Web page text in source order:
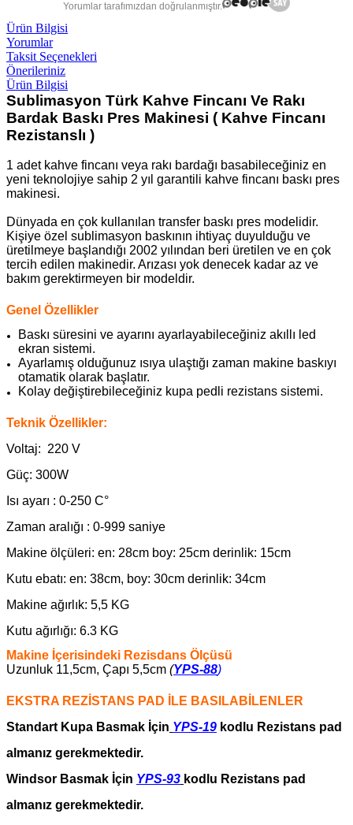
Yorumlar tarafımızdan doğrulanmıştır.
Ürün Bilgisi
Yorumlar
Taksit Seçenekleri
Önerileriniz
Ürün Bilgisi
Sublimasyon Türk Kahve Fincanı Ve Rakı
Bardak Baskı Pres Makinesi ( Kahve Fincanı
Rezistanslı )
1 adet kahve fincanı veya rakı bardağı basabileceğiniz en
yeni teknolojiye sahip 2 yıl garantili kahve fincanı baskı pres
makinesi.
Dünyada en çok kullanılan transfer baskı pres modelidir.
Kişiye özel sublimasyon baskının ihtiyaç duyulduğu ve
üretilmeye başlandığı 2002 yılından beri üretilen ve en çok
tercih edilen makinedir. Arızası yok denecek kadar az ve
bakım gerektirmeyen bir modeldir.
Genel Özellikler
Baskı süresini ve ayarını ayarlayabileceğiniz akıllı led
ekran sistemi.
Ayarlamış olduğunuz ısıya ulaştığı zaman makine baskıyı
otamatik olarak başlatır.
Kolay değiştirebileceğiniz kupa pedli rezistans sistemi.
Teknik Özellikler:
Voltaj: 220 V
Güç: 300W
Isı ayarı : 0-250 C°
Zaman aralığı : 0-999 saniye
Makine ölçüleri: en: 28cm boy: 25cm derinlik: 15cm
Kutu ebatı: en: 38cm, boy: 30cm derinlik: 34cm
Makine ağırlık: 5,5 KG
Kutu ağırlığı: 6.3 KG
Makine İçerisindeki Rezisdans Ölçüsü
Uzunluk 11,5cm, Çapı 5,5cm (YPS-88)
EKSTRA REZİSTANS PAD İLE BASILABİLENLER
Standart Kupa Basmak İçin YPS-19 kodlu Rezistans pad
almanız gerekmektedir.
Windsor Basmak İçin YPS-93 kodlu Rezistans pad
almanız gerekmektedir.